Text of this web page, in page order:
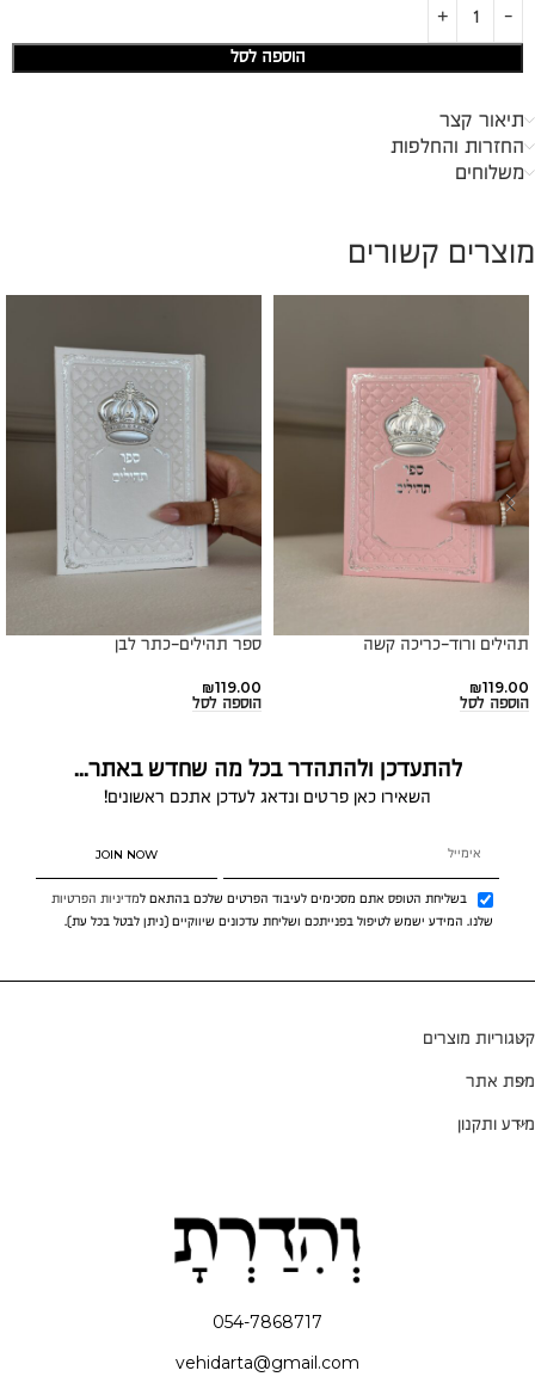
הוספה לסל
תיאור קצר
החזרות והחלפות
משלוחים
מוצרים קשורים
תהילים ורוד-כריכה קשה
₪119.00
הוספה לסל
ספר תהילים-כתר לבן
₪119.00
הוספה לסל
להתעדכן ולהתהדר בכל מה שחדש באתר...
השאירו כאן פרטים ונדאג לעדכן אתכם ראשונים!
בשליחת הטופס אתם מסכימים לעיבוד הפרטים שלכם בהתאם למדיניות הפרטיות
שלנו. המידע ישמש לטיפול בפנייתכם ושליחת עדכונים שיווקיים (ניתן לבטל בכל עת).
JOIN NOW
קטגוריות מוצרים
מפת אתר
מידע ותקנון
054-7868717
vehidarta@gmail.com